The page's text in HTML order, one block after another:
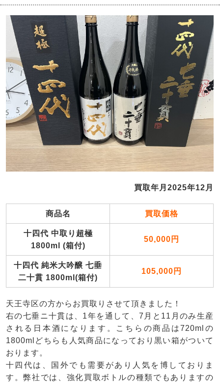
買取年月2025年12月
商品名 買取価格
十四代 中取り超極
1800ml (箱付)
50,000円
十四代 純米大吟醸 七垂
二十貫 1800ml(箱付)
105,000円
天王寺区の方からお買取りさせて頂きました！
右の七垂ニ十貫は、1年を通して、7月と11月のみ生産
される日本酒になります。こちらの商品は720mlの
1800mlどちらも人気商品になっており黒い箱がついて
おります。
十四代は、国外でも需要があり人気を博しておりま
す。弊社では、強化買取ボトルの種類でもありますの